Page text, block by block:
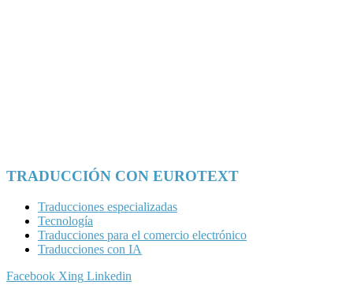
TRADUCCIÓN CON EUROTEXT
Traducciones especializadas
Tecnología
Traducciones para el comercio electrónico
Traducciones con IA
Facebook Xing Linkedin